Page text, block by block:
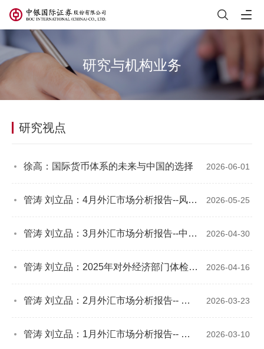
研究与机构业务
研究视点
徐高：国际货币体系的未来与中国的选择 2026-06-01
管涛 刘立品：4月外汇市场分析报告--风险偏好修复，境内外汇市场与中东战事进一步脱敏 2026-05-25
管涛 刘立品：3月外汇市场分析报告--中东局势扰动彰显中国外汇市场韧性 2026-04-30
管涛 刘立品：2025年对外经济部门体检报告--国际收支延续自主平衡，民间对外净头寸转正，祛魅有关汇率升值的宏大叙事 2026-04-16
管涛 刘立品：2月外汇市场分析报告-- 人民币汇率加速升值，结售汇顺差环比收敛 2026-03-23
管涛 刘立品：1月外汇市场分析报告-- 人民币延续补涨行情，外汇供求继续失衡 2026-03-10